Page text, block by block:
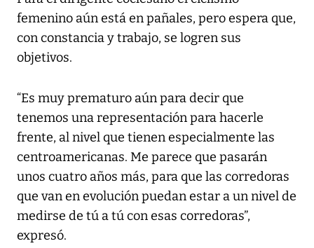
femenino aún está en pañales, pero espera que,
con constancia y trabajo, se logren sus
objetivos.
“Es muy prematuro aún para decir que
tenemos una representación para hacerle
frente, al nivel que tienen especialmente las
centroamericanas. Me parece que pasarán
unos cuatro años más, para que las corredoras
que van en evolución puedan estar a un nivel de
medirse de tú a tú con esas corredoras”,
expresó.